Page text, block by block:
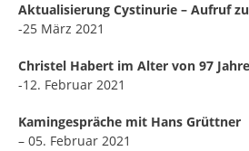
Aktualisierung Cystinurie – Aufruf
-25 März 2021
Christel Habert im Alter von 97
-12. Februar 2021
Kamingespräche mit Hans Grüttner
– 05. Februar 2021